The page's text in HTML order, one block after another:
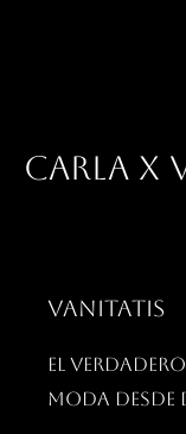
CARLA X
VANITATIS
El
moda